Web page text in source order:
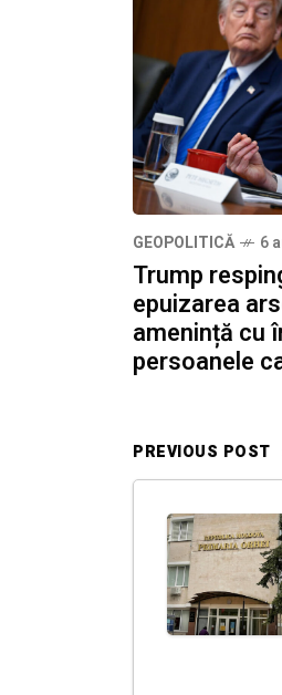
GEOPOLITICĂ 6
Trump
epuizarea
amenință cu
persoanele
PREVIOUS POST